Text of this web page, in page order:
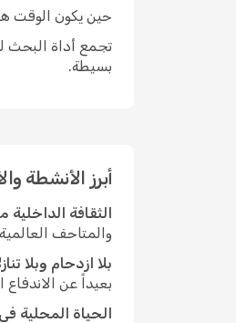
حين يكون الوقت
تجمع أداة البحث
بسيطة.
أبرز الأنشطة
الثقافة
والمتاحف
بلا ازدحام وبلا
بعيداً عن الاندفاع
الحياة المحلية